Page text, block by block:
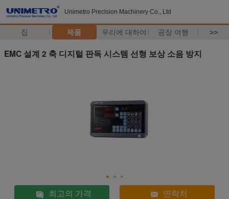
Unimetro Precision Machinery Co., Ltd
집 제품 우리에 대하여 공장 여행 >>
EMC 설계 2 축 디지털 판독 시스템 선형 보상 소음 방지
최고의 가격 연락처